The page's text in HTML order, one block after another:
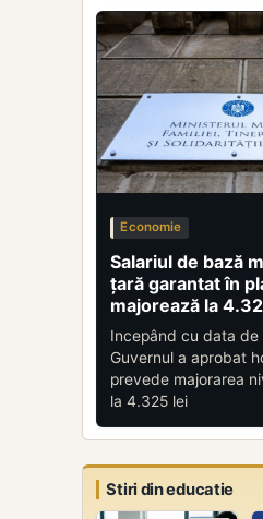
Economie
Salariul de bază
ţară garantat în
majorează la
Incepând cu data de
Guvernul a aprobat
prevede majorarea
la 4.325 lei
Stiri din educatie